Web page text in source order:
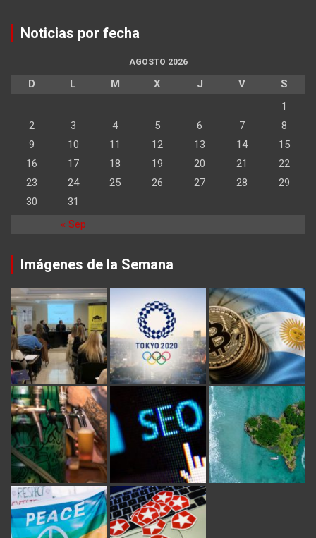
Noticias por fecha
AGOSTO 2026
D L M X J V S
« Sep
1
2
3 4 5 6 7
8
9
10 11 12 13 14
15
16
17 18 19 20 21
22
23
24 25 26 27 28
29
30
31
Imágenes de la Semana